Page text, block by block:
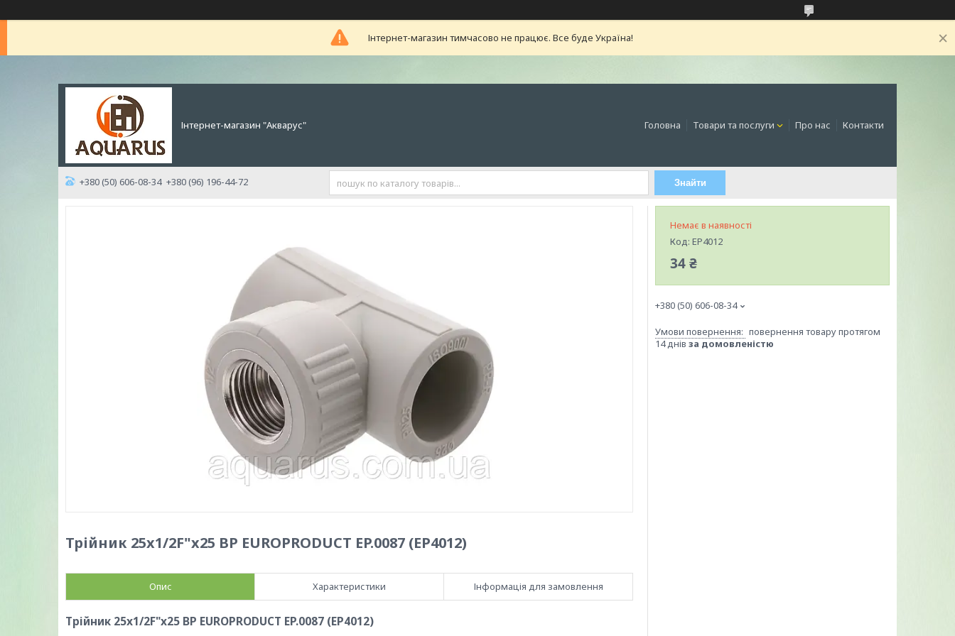
Інтернет-магазин тимчасово не працює. Все буде Україна!
Інтернет-магазин "Акварус" Головна Товари та послуги Про нас Контакти
+380 (50) 606-08-34 +380 (96) 196-44-72 Знайти
Трійник 25x1/2F"x25 ВР EUROPRODUCT EP.0087 (EP4012)
Опис Характеристики Інформація для замовлення
Трійник 25x1/2F"x25 ВР EUROPRODUCT EP.0087 (EP4012)
Немає в наявності
Код: EP4012
34 ₴
+380 (50) 606-08-34
повернення товару протягом
14 днів за домовленістю